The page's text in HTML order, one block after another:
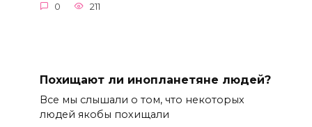
0 211
Похищают ли инопланетяне людей?
Все мы слышали о том, что некоторых
людей якобы похищали